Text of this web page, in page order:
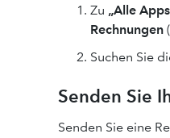
Zu „Alle
Rechnungen (
Suchen Sie
Senden Sie
Senden Sie eine